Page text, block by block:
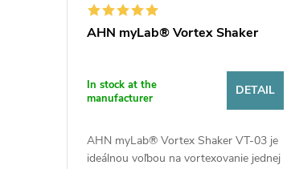
AHN myLab® Vortex Shaker
In stock at the
manufacturer
DETAIL
AHN myLab® Vortex Shaker VT-03 je
ideálnou voľbou na vortexovanie jednej